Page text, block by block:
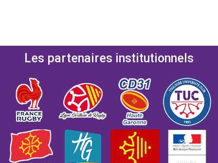
Les partenaires institutionnels